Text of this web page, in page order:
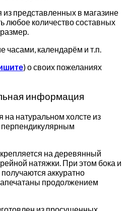
представленных в магазине
любое количество составных
часами, календарём и т.п.
) о своих пожеланиях
информация
натуральном холсте из
перпендикулярным
на деревянный
натяжки. При этом бока и
аккуратно
продолжением